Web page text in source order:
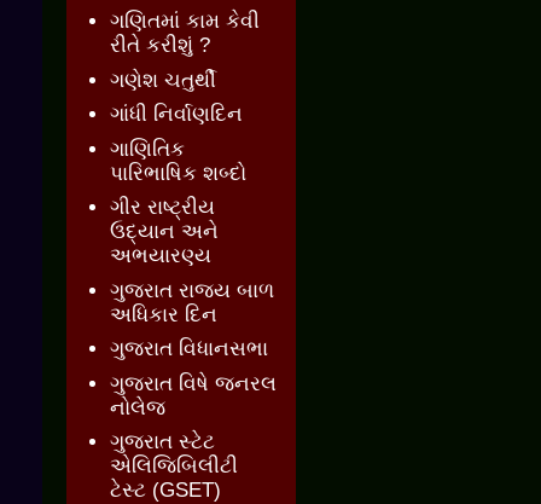
ગણિતમાં કામ કેવી
રીતે કરીશું ?
ગણેશ ચતુર્થી
ગાંધી નિર્વાણદિન
ગાણિતિક
પારિભાષિક શબ્દો
ગીર રાષ્ટ્રીય
ઉદ્યાન અને
અભયારણ્ય
ગુજરાત રાજ્ય બાળ
અધિકાર દિન
ગુજરાત વિધાનસભા
ગુજરાત વિષે જનરલ
નોલેજ
ગુજરાત સ્ટેટ
એલિજિબિલીટી
ટેસ્ટ (GSET)